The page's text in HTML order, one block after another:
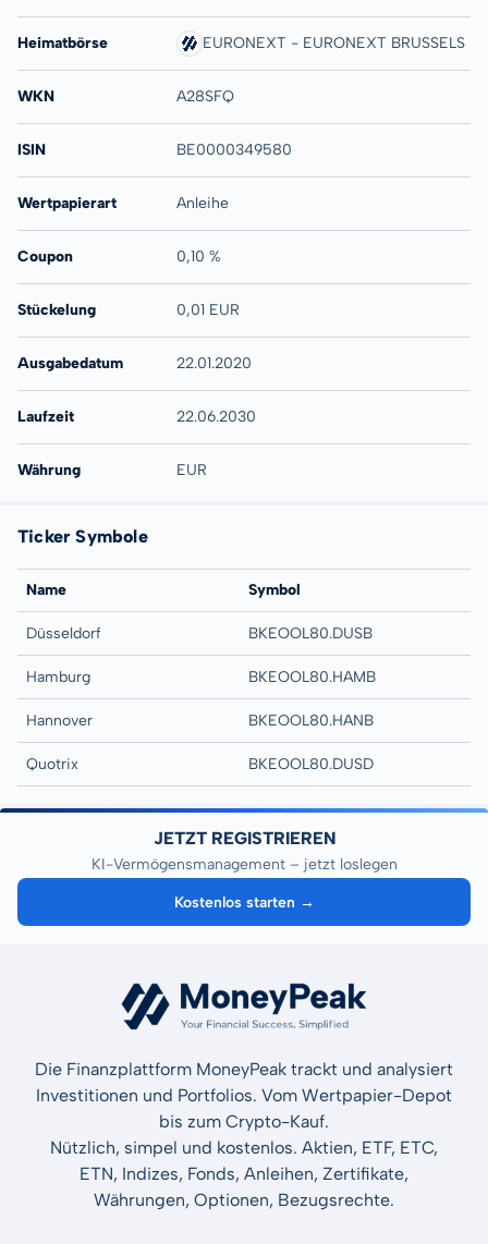
Heimatbörse EURONEXT - EURONEXT BRUSSELS
WKN A28SFQ
ISIN BE0000349580
Wertpapierart Anleihe
Coupon 0,10 %
Stückelung 0,01 EUR
Ausgabedatum 22.01.2020
Laufzeit 22.06.2030
Währung EUR
Ticker Symbole
Name Symbol
Düsseldorf BKEOOL80.DUSB
Hamburg BKEOOL80.HAMB
Hannover BKEOOL80.HANB
Quotrix BKEOOL80.DUSD
JETZT REGISTRIEREN
KI-Vermögensmanagement – jetzt loslegen
Kostenlos starten →
Die Finanzplattform MoneyPeak trackt und analysiert
Investitionen und Portfolios. Vom Wertpapier-Depot
bis zum Crypto-Kauf.
Nützlich, simpel und kostenlos. Aktien, ETF, ETC,
ETN, Indizes, Fonds, Anleihen, Zertifikate,
Währungen, Optionen, Bezugsrechte.